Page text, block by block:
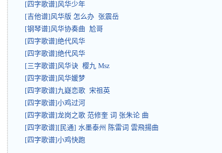
[四字歌谱]风华少年
[吉他谱]风华版 怎么办 张震岳
[钢琴谱]风华协奏曲 尬哥
[四字歌谱]绝代风华
[四字歌谱]绝代风华
[三字歌谱]风华诀 樱九 Msz
[四字歌谱]风华媛梦
[四字歌谱]九嶷恋歌 宋祖英
[四字歌谱]小鸡过河
[四字歌谱]龙岗之歌 范修奎 词 张朱论 曲
[四字歌谱][民通] 水墨泰州 陈雷词 雲飛揚曲
[四字歌谱]小鸡快跑